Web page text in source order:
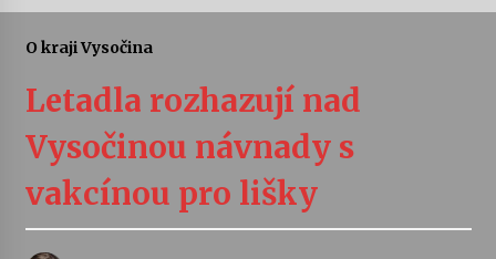
Vernisáž výstavy Josefíny Duškové: Stávám se
30. 7. 2026
Veselí muzikanti
30. 7. 2026
O kraji Vysočina
Letadla rozhazují nad
Vysočinou návnady s
vakcínou pro lišky